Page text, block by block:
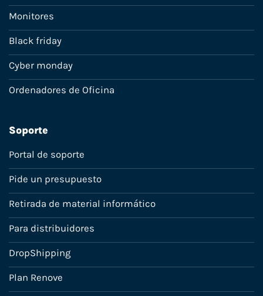
Monitores
Black friday
Cyber monday
Ordenadores de Oficina
Soporte
Portal de soporte
Pide un presupuesto
Retirada de material informático
Para distribuidores
DropShipping
Plan Renove